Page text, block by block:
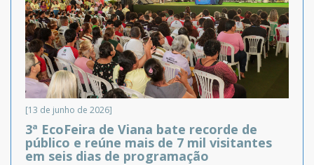
[13 de junho de 2026]
3ª EcoFeira de Viana bate recorde de
público e reúne mais de 7 mil visitantes
em seis dias de programação